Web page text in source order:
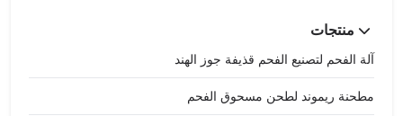
منتجات
آلة الفحم لتصنيع الفحم قذيفة جوز الهند
مطحنة ريموند لطحن مسحوق الفحم